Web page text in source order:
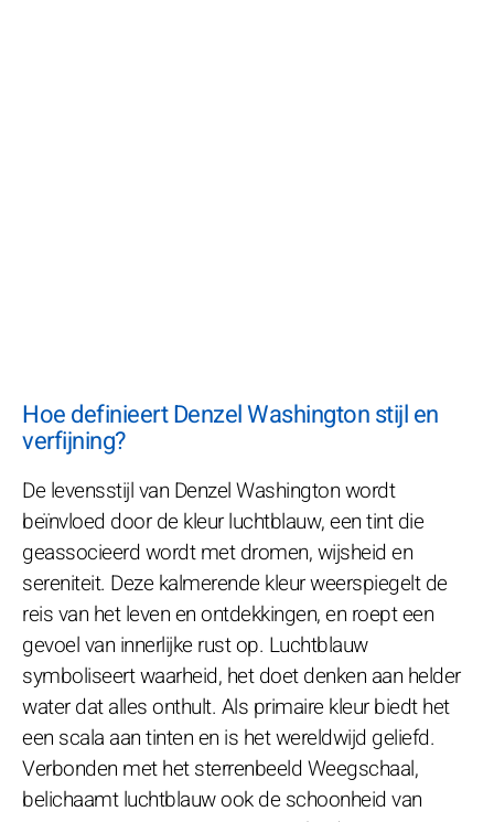
Hoe definieert Denzel Washington stijl en
verfijning?
De levensstijl van Denzel Washington wordt
beïnvloed door de kleur luchtblauw, een tint die
geassocieerd wordt met dromen, wijsheid en
sereniteit. Deze kalmerende kleur weerspiegelt de
reis van het leven en ontdekkingen, en roept een
gevoel van innerlijke rust op. Luchtblauw
symboliseert waarheid, het doet denken aan helder
water dat alles onthult. Als primaire kleur biedt het
een scala aan tinten en is het wereldwijd geliefd.
Verbonden met het sterrenbeeld Weegschaal,
belichaamt luchtblauw ook de schoonheid van